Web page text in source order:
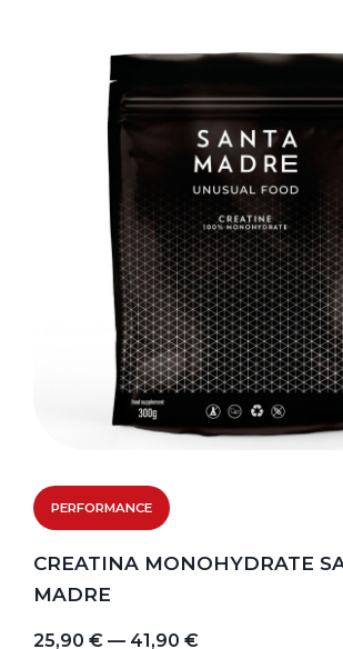
PERFORMANCE
CREATINA MONOHYDRATE
MADRE
25,90 € — 41,90 €